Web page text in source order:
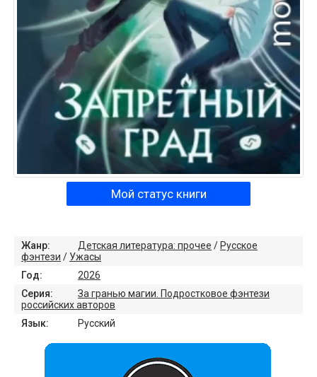
Мой статус книги
Жанр: Детская литература: прочее / Русское
фэнтези / Ужасы
Год:
2026
Серия:
За гранью магии. Подростковое фэнтези
российских авторов
Язык:
Русский